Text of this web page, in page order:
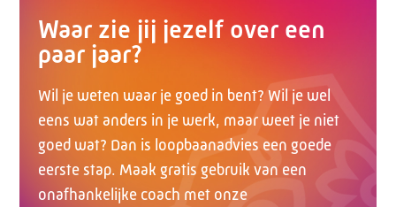
Waar zie jij jezelf over een
paar jaar?
Wil je weten waar je goed in bent? Wil je wel
eens wat anders in je werk, maar weet je niet
goed wat? Dan is loopbaanadvies een goede
eerste stap. Maak gratis gebruik van een
onafhankelijke coach met onze